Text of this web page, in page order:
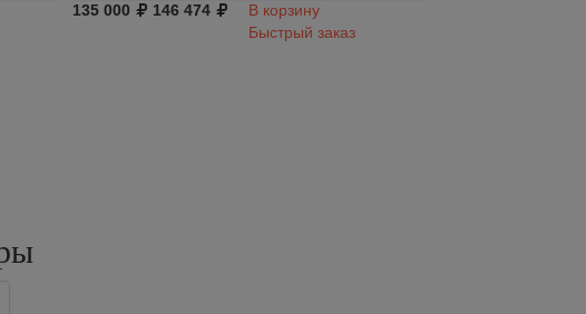
135 000
146 474
В корзину
Быстрый заказ